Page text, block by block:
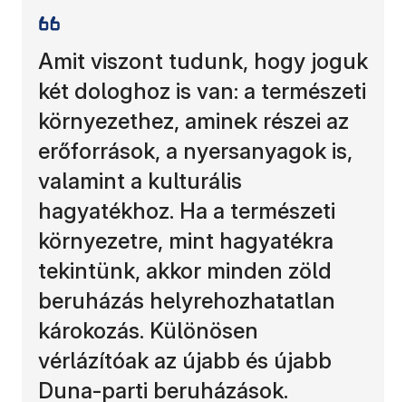
Amit viszont tudunk, hogy joguk
két dologhoz is van: a természeti
környezethez, aminek részei az
erőforrások, a nyersanyagok is,
valamint a kulturális
hagyatékhoz. Ha a természeti
környezetre, mint hagyatékra
tekintünk, akkor minden zöld
beruházás helyrehozhatatlan
károkozás. Különösen
vérlázítóak az újabb és újabb
Duna-parti beruházások.